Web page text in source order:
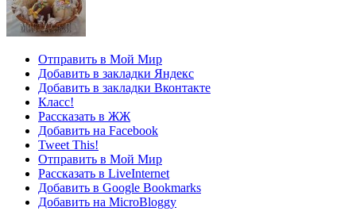
Отправить в Мой Мир
Добавить в закладки Яндекс
Добавить в закладки Вконтакте
Класс!
Рассказать в ЖЖ
Добавить на Facebook
Tweet This!
Отправить в Мой Мир
Рассказать в LiveInternet
Добавить в Google Bookmarks
Добавить на MicroBloggy